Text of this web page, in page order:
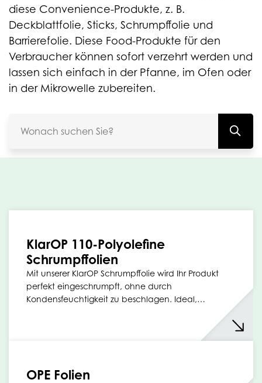
diese Convenience-Produkte, z. B.
Deckblattfolie, Sticks, Schrumpffolie und
Barrierefolie. Diese Food-Produkte für den
Verbraucher können sofort verzehrt werden und
lassen sich einfach in der Pfanne, im Ofen oder
in der Mikrowelle zubereiten.
KlarOP 110-Polyolefine
Schrumpffolien
Mit unserer KlarOP Schrumpffolie wird Ihr Produkt
perfekt eingeschrumpft, ohne durch
Kondensfeuchtigkeit zu beschlagen. Ideal,…
OPE Folien